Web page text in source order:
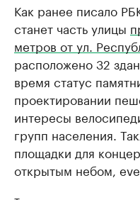
Как ранее писало
станет часть улицы
метров от ул.
расположено 32
время статус
проектировании
интересы
групп населения.
площадки для
открытым небом,